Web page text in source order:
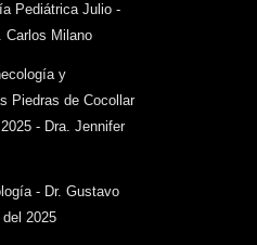
Pediátrica Julio -
Carlos Milano
y
Piedras de Cocollar
- Dra. Jennifer
- Dr. Gustavo
2025